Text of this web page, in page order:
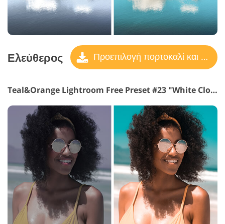
Ελεύθερος Προεπιλογή πορτοκαλί και γαλαζοπράσινο
Teal&Orange Lightroom Free Preset #23 "White Clouds"